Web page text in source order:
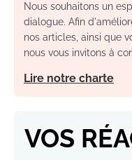
Nous souhaitons un
dialogue. Afin
nos articles, ainsi que
nous vous invitons à
Lire notre charte
VOS